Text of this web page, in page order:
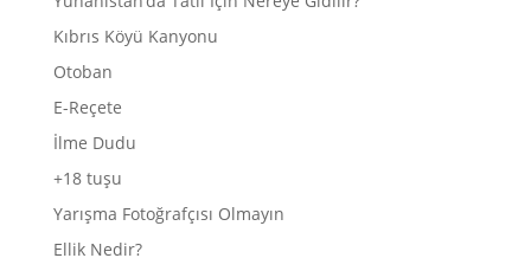
Kıbrıs Köyü Kanyonu
Otoban
E-Reçete
İlme Dudu
+18 tuşu
Yarışma Fotoğrafçısı Olmayın
Ellik Nedir?